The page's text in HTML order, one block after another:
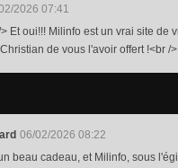
2026 07:41
Et oui!!! Milinfo est un vrai site
de vous l'avoir offert !<br /
06/02/2026 08:22
beau cadeau, et Milinfo, sous